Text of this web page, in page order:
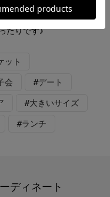
いブルゾンがおすすめで
たりです♪
ット
会 #デート
#大きいサイズ
#ランチ
ディネート